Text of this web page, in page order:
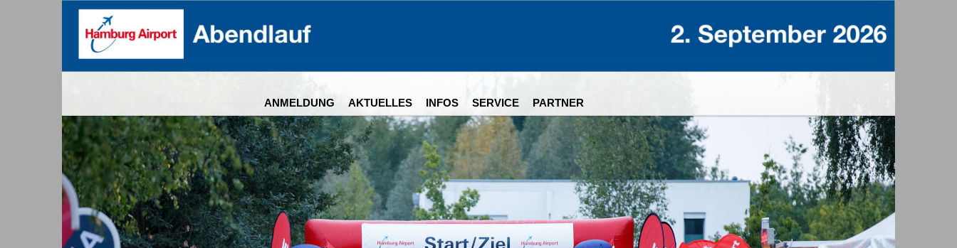
ANMELDUNG AKTUELLES INFOS SERVICE PARTNER